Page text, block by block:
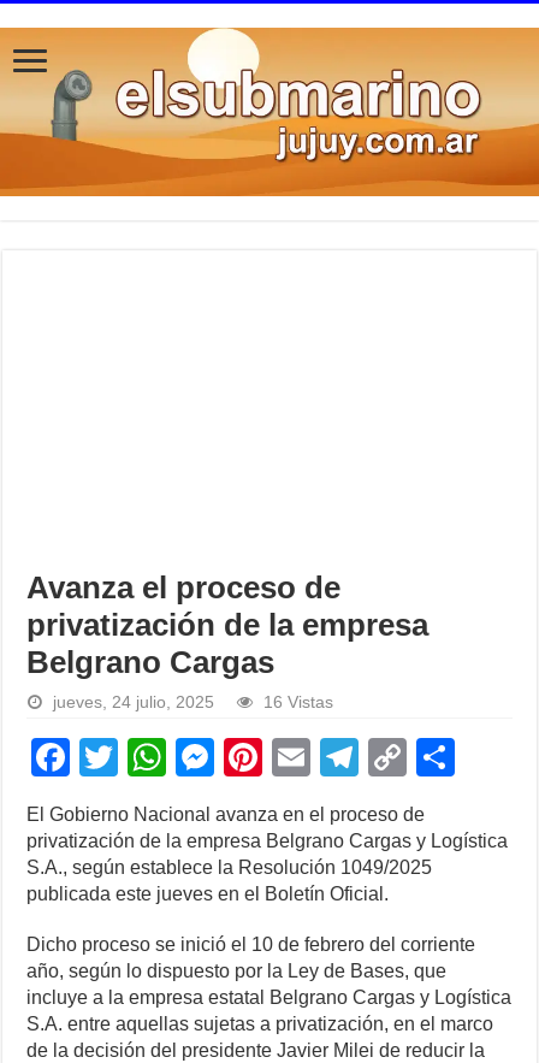
Avanza el proceso de
privatización de la empresa
Belgrano Cargas
jueves, 24 julio, 2025 16 Vistas
F
a
c
e
b
o
o
k
T
wi
tt
er
W
h
at
s
A
p
p
M
ss
e
n
g
er
Pi
er
e
st
E
m
ail
T
e
gr
a
m
C
o
p
y
n
k
ar
El Gobierno Nacional avanza en el proceso de
privatización de la empresa Belgrano Cargas y Logística
S.A., según establece la Resolución 1049/2025
publicada este jueves en el Boletín Oficial.
Dicho proceso se inició el 10 de febrero del corriente
año, según lo dispuesto por la Ley de Bases, que
incluye a la empresa estatal Belgrano Cargas y Logística
S.A. entre aquellas sujetas a privatización, en el marco
de la decisión del presidente Javier Milei de reducir la